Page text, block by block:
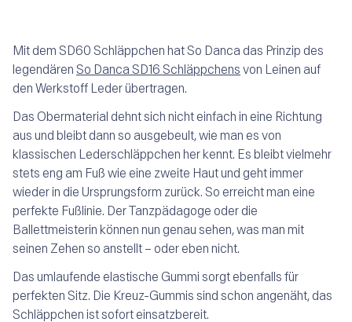
Mit dem SD60 Schläppchen hat So Danca das Prinzip des
legendären So Danca SD16 Schläppchens von Leinen auf
den Werkstoff Leder übertragen.
Das Obermaterial dehnt sich nicht einfach in eine Richtung
aus und bleibt dann so ausgebeult, wie man es von
klassischen Lederschläppchen her kennt. Es bleibt vielmehr
stets eng am Fuß wie eine zweite Haut und geht immer
wieder in die Ursprungsform zurück. So erreicht man eine
perfekte Fußlinie. Der Tanzpädagoge oder die
Ballettmeisterin können nun genau sehen, was man mit
seinen Zehen so anstellt – oder eben nicht.
Das umlaufende elastische Gummi sorgt ebenfalls für
perfekten Sitz. Die Kreuz-Gummis sind schon angenäht, das
Schläppchen ist sofort einsatzbereit.